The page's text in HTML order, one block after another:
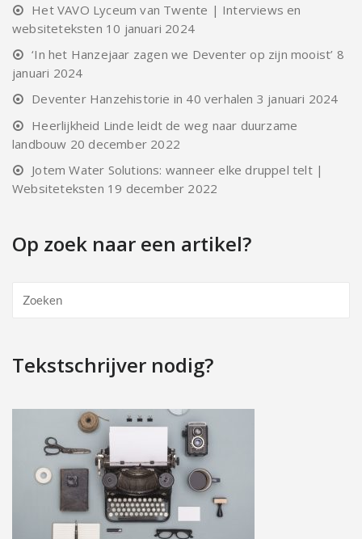
Het VAVO Lyceum van Twente | Interviews en
websiteteksten 10 januari 2024
‘In het Hanzejaar zagen we Deventer op zijn mooist’ 8
januari 2024
Deventer Hanzehistorie in 40 verhalen 3 januari 2024
Heerlijkheid Linde leidt de weg naar duurzame
landbouw 20 december 2022
Jotem Water Solutions: wanneer elke druppel telt |
Websiteteksten 19 december 2022
Op zoek naar een artikel?
Tekstschrijver nodig?